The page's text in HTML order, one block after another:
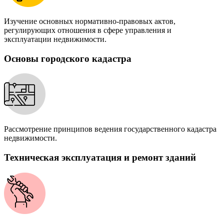
Изучение основных нормативно-правовых актов,
регулирующих отношения в сфере управления и
эксплуатации недвижимости.
Основы городского кадастра
Рассмотрение принципов ведения государственного кадастра
недвижимости.
Техническая эксплуатация и ремонт зданий